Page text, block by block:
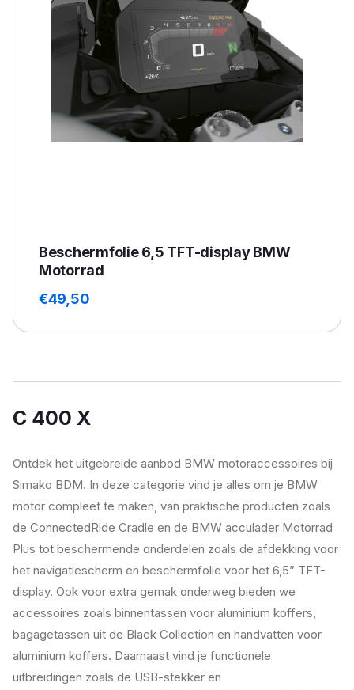
Beschermfolie 6,5 TFT-display BMW
Motorrad
€49,50
C 400 X
Ontdek het uitgebreide aanbod BMW motoraccessoires bij
Simako BDM. In deze categorie vind je alles om je BMW
motor compleet te maken, van praktische producten zoals
de ConnectedRide Cradle en de BMW acculader Motorrad
Plus tot beschermende onderdelen zoals de afdekking voor
het navigatiescherm en beschermfolie voor het 6,5” TFT-
display. Ook voor extra gemak onderweg bieden we
accessoires zoals binnentassen voor aluminium koffers,
bagagetassen uit de Black Collection en handvatten voor
aluminium koffers. Daarnaast vind je functionele
uitbreidingen zoals de USB-stekker en